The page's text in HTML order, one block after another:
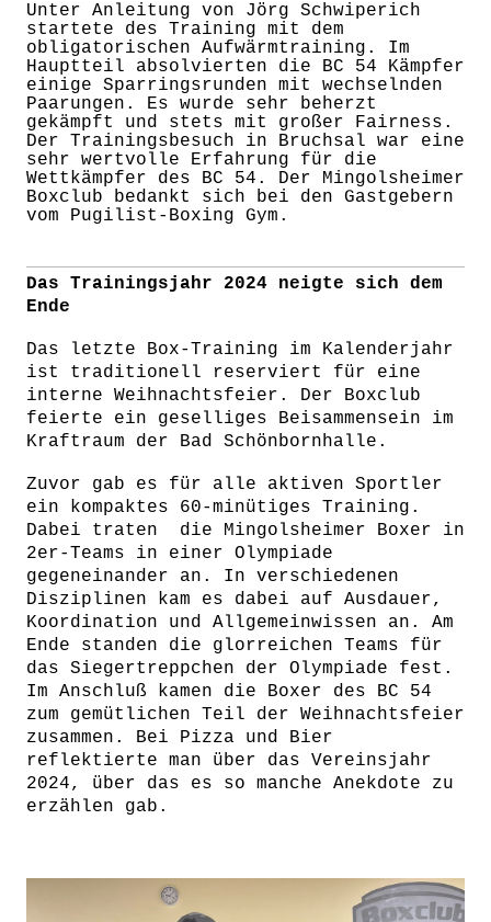
Unter Anleitung von Jörg Schwiperich
startete des Training mit dem
obligatorischen Aufwärmtraining. Im
Hauptteil absolvierten die BC 54 Kämpfer
einige Sparringsrunden mit wechselnden
Paarungen. Es wurde sehr beherzt
gekämpft und stets mit großer Fairness.
Der Trainingsbesuch in Bruchsal war eine
sehr wertvolle Erfahrung für die
Wettkämpfer des BC 54. Der Mingolsheimer
Boxclub bedankt sich bei den Gastgebern
vom Pugilist-Boxing Gym.
Das Trainingsjahr 2024 neigte sich dem
Ende
Das letzte Box-Training im Kalenderjahr
ist traditionell reserviert für eine
interne Weihnachtsfeier. Der Boxclub
feierte ein geselliges Beisammensein im
Kraftraum der Bad Schönbornhalle.
Zuvor gab es für alle aktiven Sportler
ein kompaktes 60-minütiges Training.
Dabei traten die Mingolsheimer Boxer in
2er-Teams in einer Olympiade
gegeneinander an. In verschiedenen
Disziplinen kam es dabei auf Ausdauer,
Koordination und Allgemeinwissen an. Am
Ende standen die glorreichen Teams für
das Siegertreppchen der Olympiade fest.
Im Anschluß kamen die Boxer des BC 54
zum gemütlichen Teil der Weihnachtsfeier
zusammen. Bei Pizza und Bier
reflektierte man über das Vereinsjahr
2024, über das es so manche Anekdote zu
erzählen gab.